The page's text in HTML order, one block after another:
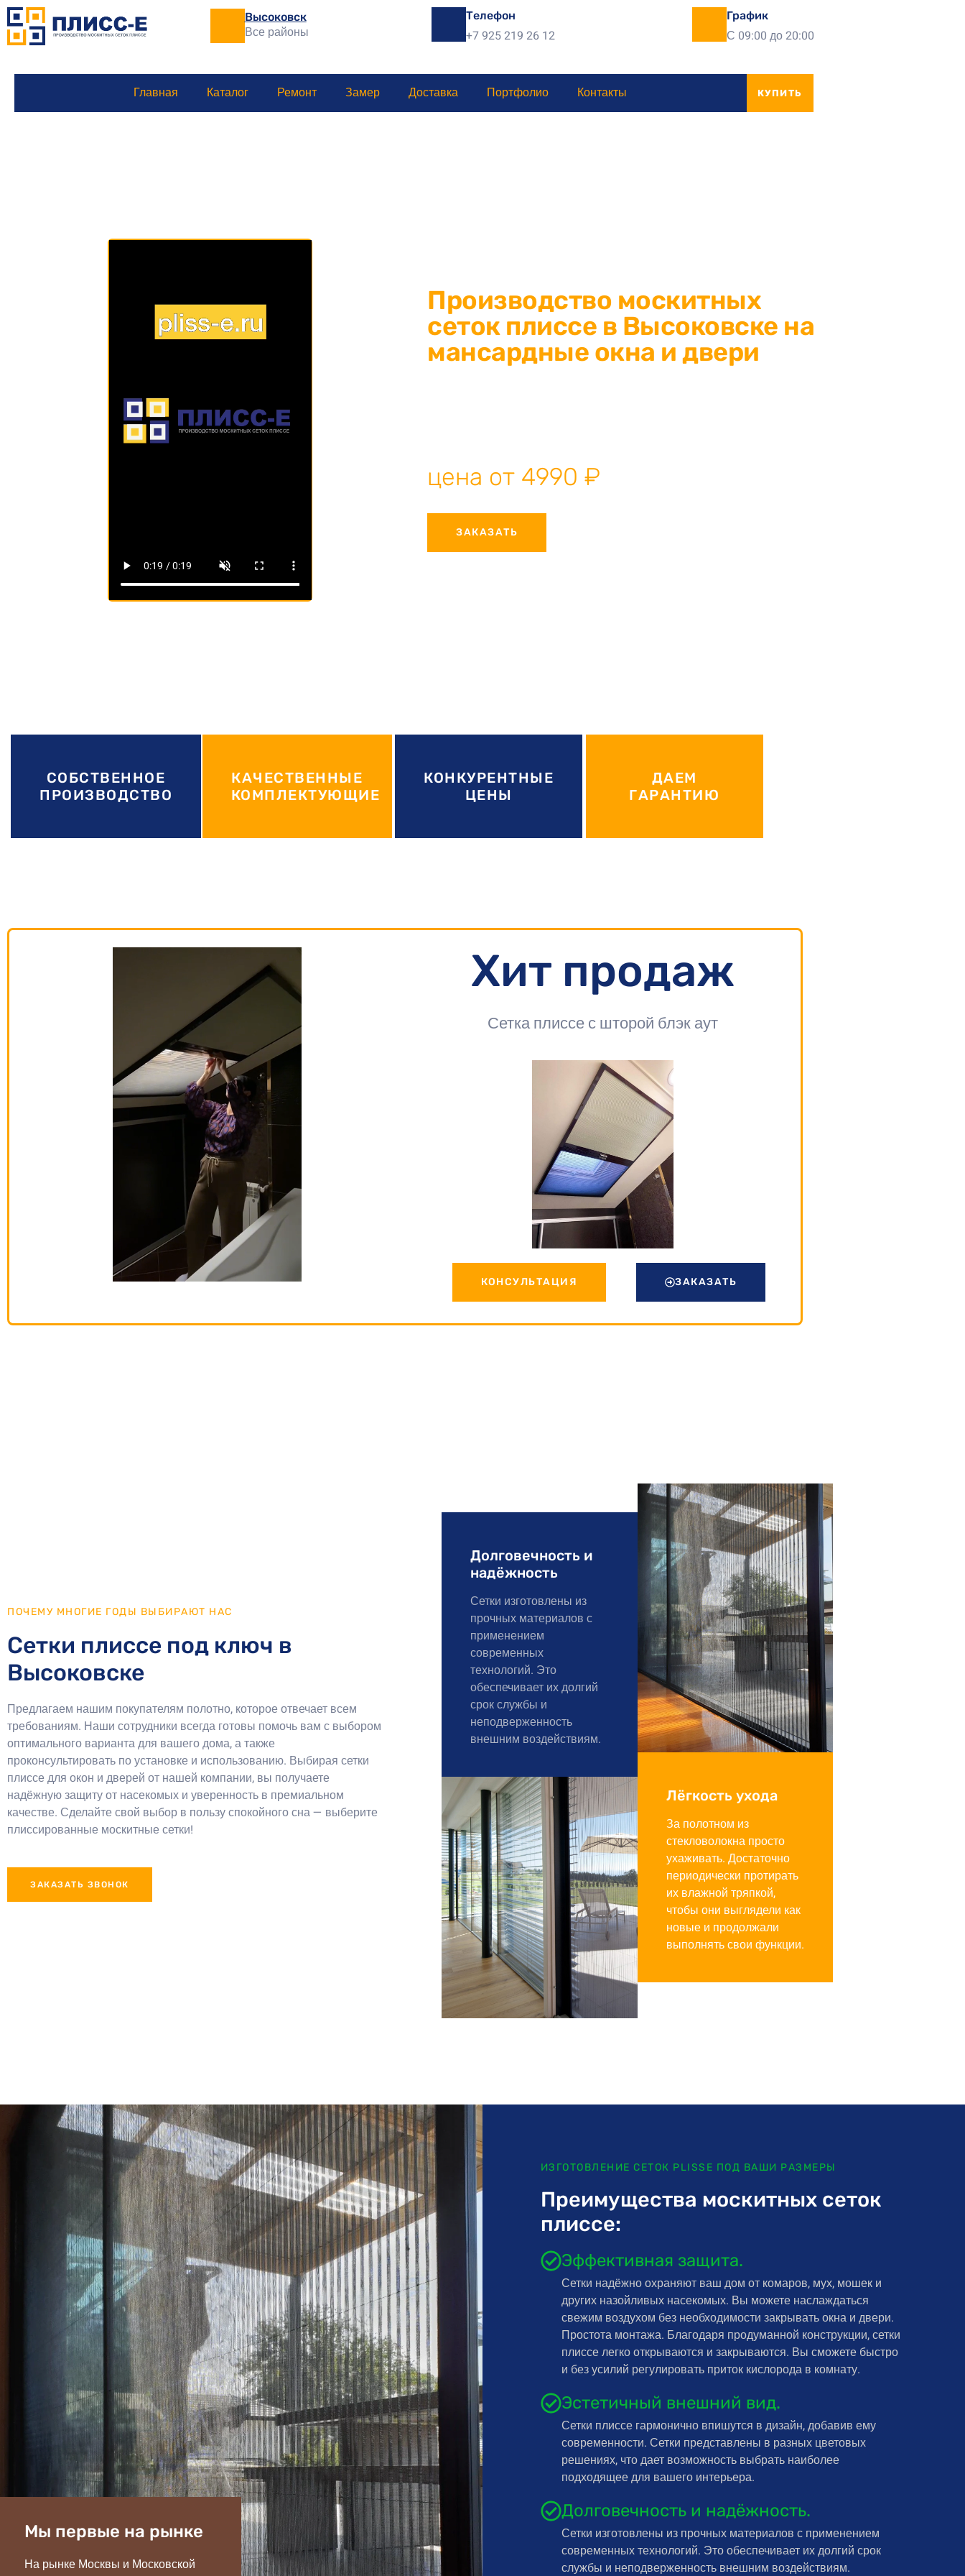
Высоковск
Все районы
Телефон
+7 925 219 26 12
График
С 09:00 до 20:00
Главная Каталог Ремонт Замер Доставка Портфолио Контакты КУПИТЬ
Производство москитных
сеток плиссе в Высоковске на
мансардные окна и двери
цена от 4990 ₽
ЗАКАЗАТЬ
СОБСТВЕННОЕ
ПРОИЗВОДСТВО
КАЧЕСТВЕННЫЕ
КОМПЛЕКТУЮЩИЕ
КОНКУРЕНТНЫЕ
ЦЕНЫ
ДАЕМ
ГАРАНТИЮ
Хит продаж
Сетка плиссе с шторой блэк аут
КОНСУЛЬТАЦИЯ ЗАКАЗАТЬ
ПОЧЕМУ МНОГИЕ ГОДЫ ВЫБИРАЮТ НАС
Сетки плиссе под ключ в
Высоковске
Предлагаем нашим покупателям полотно, которое отвечает всем
требованиям. Наши сотрудники всегда готовы помочь вам с выбором
оптимального варианта для вашего дома, а также
проконсультировать по установке и использованию. Выбирая сетки
плиссе для окон и дверей от нашей компании, вы получаете
надёжную защиту от насекомых и уверенность в премиальном
качестве. Сделайте свой выбор в пользу спокойного сна — выберите
плиссированные москитные сетки!
ЗАКАЗАТЬ ЗВОНОК
Долговечность и
надёжность
Сетки изготовлены из
прочных материалов с
применением
современных
технологий. Это
обеспечивает их долгий
срок службы и
неподверженность
внешним воздействиям.
Лёгкость ухода
За полотном из
стекловолокна просто
ухаживать. Достаточно
периодически протирать
их влажной тряпкой,
чтобы они выглядели как
новые и продолжали
выполнять свои функции.
Мы первые на рынке
На рынке Москвы и Московской
ИЗГОТОВЛЕНИЕ СЕТОК PLISSE ПОД ВАШИ РАЗМЕРЫ
Преимущества москитных сеток
плиссе:
Эффективная защита.
Сетки надёжно охраняют ваш дом от комаров, мух, мошек и
других назойливых насекомых. Вы можете наслаждаться
свежим воздухом без необходимости закрывать окна и двери.
Простота монтажа. Благодаря продуманной конструкции, сетки
плиссе легко открываются и закрываются. Вы сможете быстро
и без усилий регулировать приток кислорода в комнату.
Эстетичный внешний вид.
Сетки плиссе гармонично впишутся в дизайн, добавив ему
современности. Сетки представлены в разных цветовых
решениях, что дает возможность выбрать наиболее
подходящее для вашего интерьера.
Долговечность и надёжность.
Сетки изготовлены из прочных материалов с применением
современных технологий. Это обеспечивает их долгий срок
службы и неподверженность внешним воздействиям.